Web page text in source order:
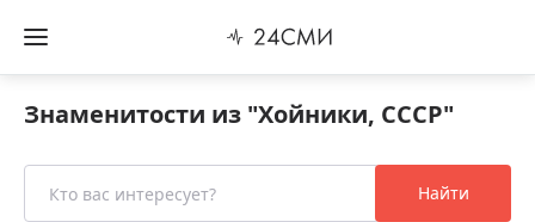
Знаменитости из "Хойники, СССР"
Найти